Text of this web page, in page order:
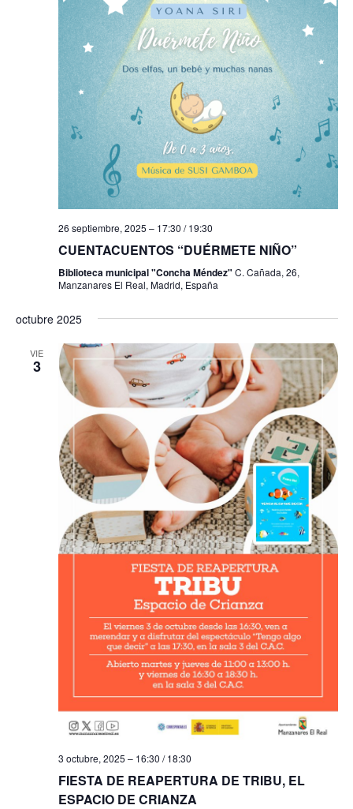
26 septiembre, 2025 – 17:30 /19:30
CUENTACUENTOS “DUÉRMETE NIÑO”
Biblioteca municipal "Concha Méndez" C. Cañada, 26,
Manzanares El Real, Madrid, España
octubre 2025
VIE
3
3 octubre, 2025 – 16:30 /18:30
FIESTA DE REAPERTURA DE TRIBU, EL
ESPACIO DE CRIANZA